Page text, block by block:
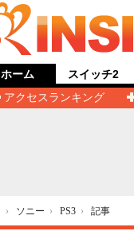
ホーム
アクセスランキング
スイッチ2
› ソニー › PS3 › 記事